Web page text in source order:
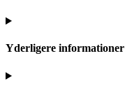
Yderligere informationer